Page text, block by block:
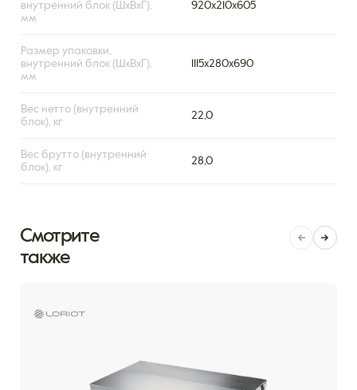
внутренний блок (ШxВxГ),
мм
920x210x605
Размер упаковки,
внутренний блок (ШxВxГ),
мм
1115x280x690
Вес нетто (внутренний
блок), кг
22,0
Вес брутто (внутренний
блок), кг
28,0
Смотрите
также